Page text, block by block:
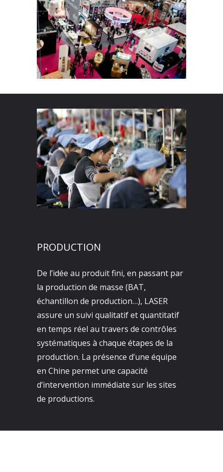
PRODUCTION
De l’idée au produit fini, en passant par
la production de masse (BAT,
échantillon de production…), LASER
assure un suivi qualitatif et quantitatif
en temps réel au travers de contrôles
systématiques à chaque étapes de la
production. La présence d’une équipe
en Chine permet une capacité
d’intervention immédiate sur les sites
de productions.